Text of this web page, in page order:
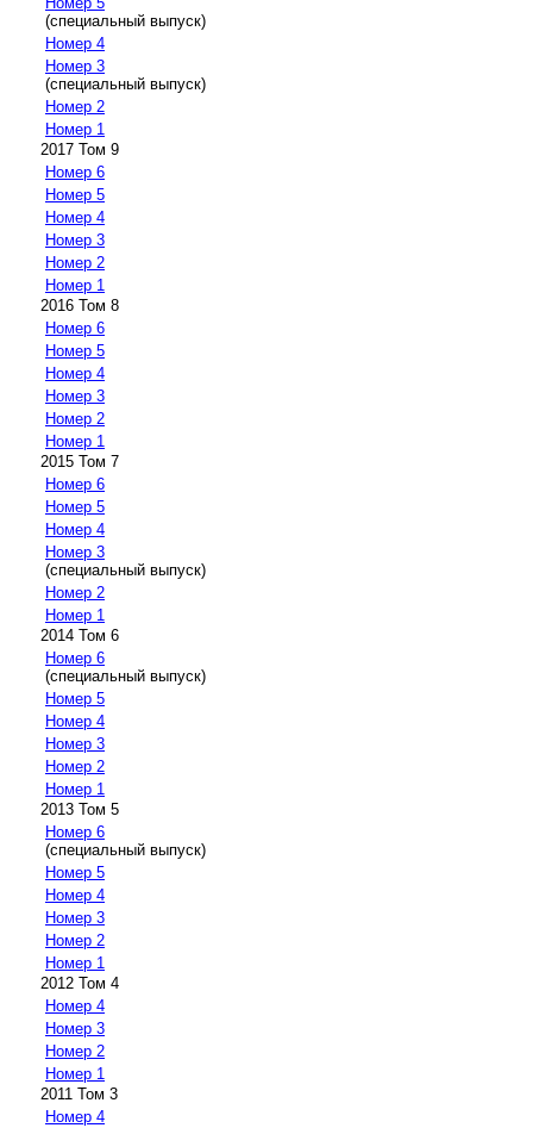
(специальный выпуск)
Номер 4
Номер 3
(специальный выпуск)
Номер 2
Номер 1
2017 Том 9
Номер 6
Номер 5
Номер 4
Номер 3
Номер 2
Номер 1
2016 Том 8
Номер 6
Номер 5
Номер 4
Номер 3
Номер 2
Номер 1
2015 Том 7
Номер 6
Номер 5
Номер 4
Номер 3
(специальный выпуск)
Номер 2
Номер 1
2014 Том 6
Номер 6
(специальный выпуск)
Номер 5
Номер 4
Номер 3
Номер 2
Номер 1
2013 Том 5
Номер 6
(специальный выпуск)
Номер 5
Номер 4
Номер 3
Номер 2
Номер 1
2012 Том 4
Номер 4
Номер 3
Номер 2
Номер 1
2011 Том 3
Номер 4